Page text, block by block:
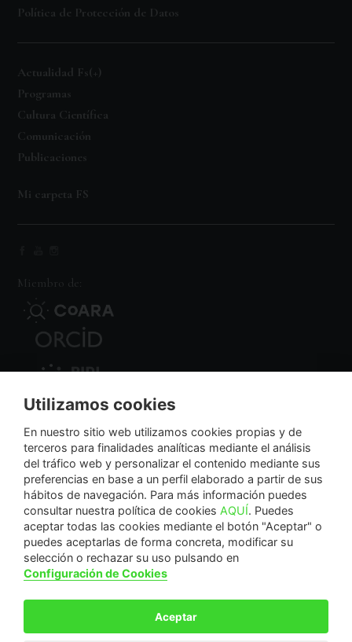
Política de Protección de Datos
Actualidad Fs(+)
Programas
Cultura Científica
Comunicación
Publicaciones
Mi carpeta FS
Miembro de:
Nodo Regional
NextGenerationEU
La Fundación Séneca-Agencia de Ciencia y Tecnología de la Región de Murcia es una
entidad sin ánimo de lucro, bajo forma de fundación del sector público autonómico, inscrita
con el número 1-15 en el Registro de Fundaciones de la Región de Murcia.
Utilizamos cookies
En nuestro sitio web utilizamos cookies propias y de
terceros para finalidades analíticas mediante el análisis
del tráfico web y personalizar el contenido mediante sus
preferencias en base a un perfil elaborado a partir de sus
hábitos de navegación. Para más información puedes
consultar nuestra política de cookies AQUÍ. Puedes
aceptar todas las cookies mediante el botón "Aceptar" o
puedes aceptarlas de forma concreta, modificar su
selección o rechazar su uso pulsando en
Configuración de Cookies
Aceptar